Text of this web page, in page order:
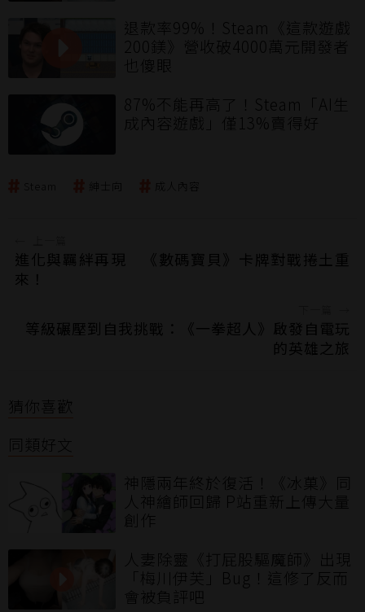
退款率99%！Steam《這款遊戲
200鎂》營收破4000萬元開發者
也傻眼
87%不能再高了！Steam「AI生
成內容遊戲」僅13%賣得好
紳士向 成人內容
進化與羈絆再現 《數碼寶貝》卡牌對戰捲土重
來！
等級碾壓到自我挑戰：《一拳超人》啟發自電玩
的英雄之旅
猜你喜歡
同類好文
神隱兩年終於復活！《冰菓》同
人神繪師回歸 P站重新上傳大量
創作
人妻除靈《打屁股驅魔師》出現
「梅川伊芙」Bug！這修了反而
會被負評吧